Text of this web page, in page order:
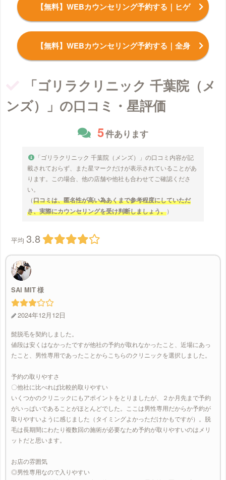
【無料】WEBカウンセリング予約する ｜ヒゲ
【無料】WEBカウンセリング予約する ｜全身
「ゴリラクリニック 千葉院（メ
ンズ）」の口コミ・星評価
5件あります
「ゴリラクリニック 千葉院（メンズ）」の口コミ内容が記
載されておらず、また星マークだけが表示されていることがあ
ります。この場合、他の店舗や他社も合わせてご確認くださ
い。
（口コミは、匿名性が高い為あくまで参考程度にしていただ
き、実際にカウンセリングを受け判断しましょう。）
平均3.8
SAI MIT
2024年12月12日
髭脱毛を契約しました。
値段は安くはなかったですが他社の予約が取れなかったこと、近場にあっ
たこと、男性専用であったことからこちらのクリニックを選択しました。
予約の取りやすさ
〇他社に比べれば比較的取りやすい
いくつかのクリニックにもアポイントをとりましたが、２か月先まで予約
がいっぱいであることがほとんどでした。ここは男性専用だからか予約が
取りやすいように感じました（タイミングよかっただけかもですが）。脱
毛は長期間にわたり複数回の施術が必要なため予約が取りやすいのはメリ
ットだと思います。
お店の雰囲気
◎男性専用なので入りやすい